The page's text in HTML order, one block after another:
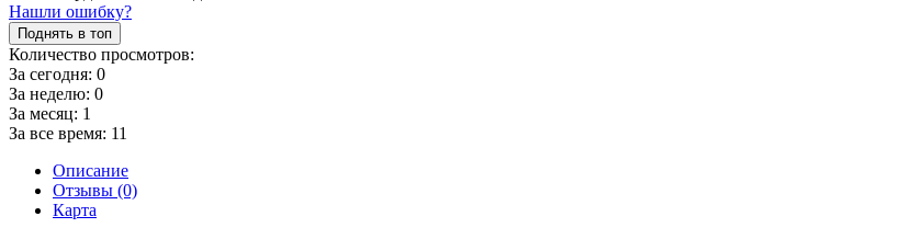
Нашли ошибку?
Поднять в топ
Количество просмотров:
За сегодня: 0
За неделю: 0
За месяц: 1
За все время: 11
Описание
Отзывы (0)
Карта